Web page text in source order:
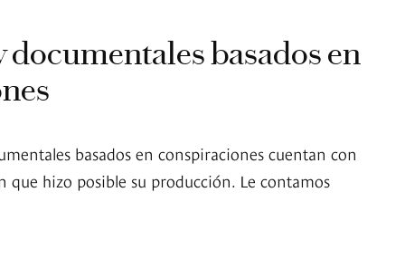
documentales basados en
basados en conspiraciones cuentan con
que hizo posible su producción. Le contamos